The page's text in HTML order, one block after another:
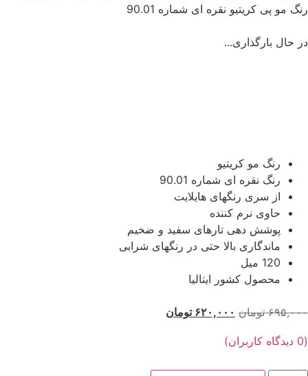
رنگ مو پی کریتیو نقره ای شماره 90.01
در حال بارگذاری...
رنگ مو کریتیو
رنگ نقره ای شماره 90.01
از سری رنگهای هایلایت
حاوی نرم کننده
پوشش دهی تارهای سفید و ضخیم
ماندگاری بالا حتی در رنگهای شرابی
120 میل
محصول کشور ایتالیا
۶۹۵,۰۰۰ تومان ۶۲۰,۰۰۰ تومان
(
0 دیدگاه کاربران)